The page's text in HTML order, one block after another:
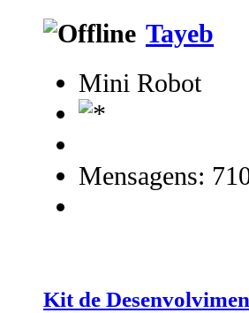
Tayeb
Mini Robot
Mensagens:
Kit de